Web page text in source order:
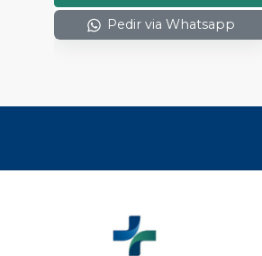
Pedir via Whatsapp